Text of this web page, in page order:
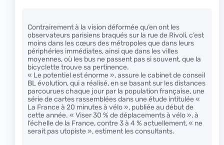
Contrairement à la vision déformée qu’en ont les
observateurs parisiens braqués sur la rue de Rivoli, c’est
moins dans les cœurs des métropoles que dans leurs
périphéries immédiates, ainsi que dans les villes
moyennes, où les bus ne passent pas si souvent, que la
bicyclette trouve sa pertinence.
« Le potentiel est énorme », assure le cabinet de conseil
BL évolution, qui a réalisé, en se basant sur les distances
parcourues chaque jour par la population française, une
série de cartes rassemblées dans une étude intitulée «
La France à 20 minutes à vélo », publiée au début de
cette année. « Viser 30 % de déplacements à vélo », à
l’échelle de la France, contre 3 à 4 % actuellement, « ne
serait pas utopiste », estiment les consultants.